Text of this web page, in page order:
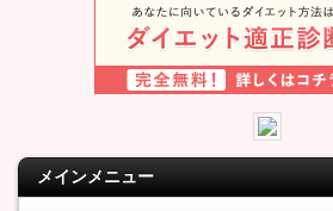
メインメニュー